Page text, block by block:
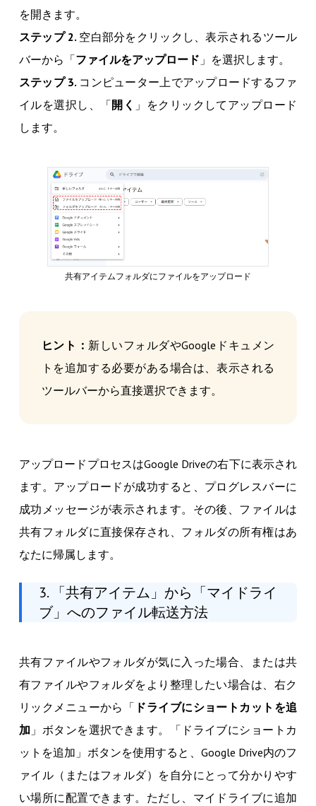
を開きます。
ステップ 2. 空白部分をクリックし、表示されるツール
バーから「ファイルをアップロード 」を選択します。
ステップ 3. コンピューター上でアップロードするファ
イルを選択し、「開く 」をクリックしてアップロード
します。
共有アイテムフォルダにファイルをアップロード
ヒント： 新しいフォルダやGoogleドキュメン
トを追加する必要がある場合は、表示される
ツールバーから直接選択できます。
アップロードプロセスはGoogle Driveの右下に表示され
ます。アップロードが成功すると、プログレスバーに
成功メッセージが表示されます。その後、ファイルは
共有フォルダに直接保存され、フォルダの所有権はあ
なたに帰属します。
3. 「共有アイテム」から「マイドライ
ブ」へのファイル転送方法
共有ファイルやフォルダが気に入った場合、または共
有ファイルやフォルダをより整理したい場合は、右ク
リックメニューから「 ドライブにショートカットを追
加 」ボタンを選択できます。「ドライブにショートカ
ットを追加」ボタンを使用すると、Google Drive内のフ
ァイル（またはフォルダ）を自分にとって分かりやす
い場所に配置できます。ただし、マイドライブに追加